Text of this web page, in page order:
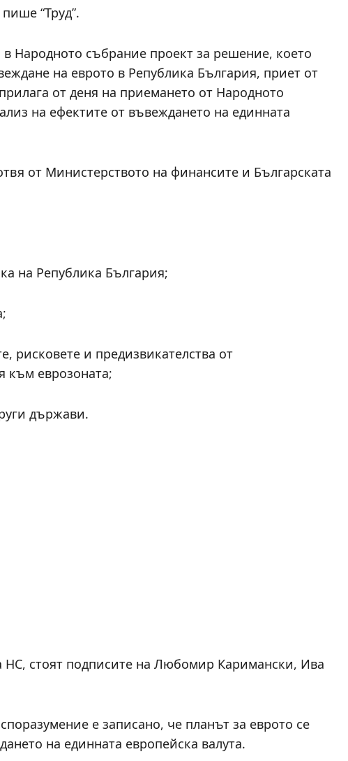
“Труд”.
Народното събрание проект за решение, което
на еврото в Република България, приет от
от деня на приемането от Народното
на ефектите от въвеждането на единната
от Министерството на финансите и Българската
на Република България;
рисковете и предизвикателства от
към еврозоната;
държави.
НС, стоят подписите на Любомир Каримански, Ива
е записано, че планът за еврото се
на единната европейска валута.